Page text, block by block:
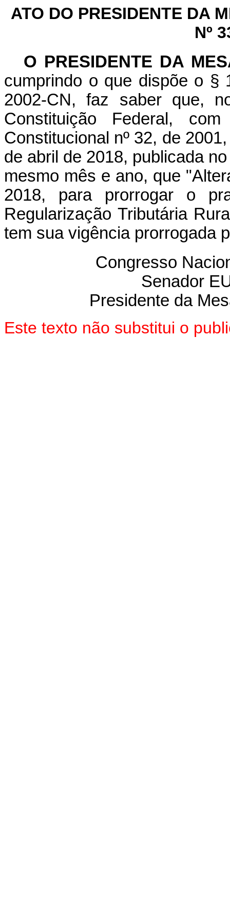
ATO DO PRESIDENTE DA
Nº
O PRESIDENTE DA
cumprindo o que dispõe o §
2002-CN, faz saber que,
Constituição Federal,
Constitucional nº 32, de
de abril de 2018, publicada
mesmo mês e ano, que
2018, para prorrogar o
Regularização Tributária
tem sua vigência prorrogada
Congresso
Senador
Presidente da
Este texto não substitui o